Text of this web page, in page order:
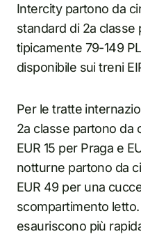
Intercity partono da
standard di 2a
tipicamente 79-149
disponibile sui treni
Per le tratte
2a classe partono da
EUR 15 per Praga e
notturne partono da
EUR 49 per una
scompartimento
esauriscono più